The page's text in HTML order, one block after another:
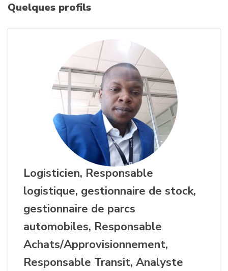
Quelques profils
Logisticien, Responsable
logistique, gestionnaire de stock,
gestionnaire de parcs
automobiles, Responsable
Achats/Approvisionnement,
Responsable Transit, Analyste